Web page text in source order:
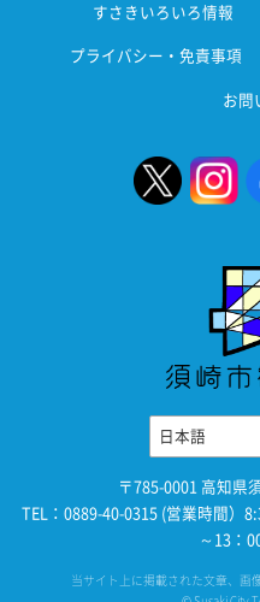
すさきいろいろ情報
プライバシー・免責事項
お問
〒785-0001 高知県
TEL：0889-40-0315 (営業時間
～13：
当サイト上に掲載された文章、画